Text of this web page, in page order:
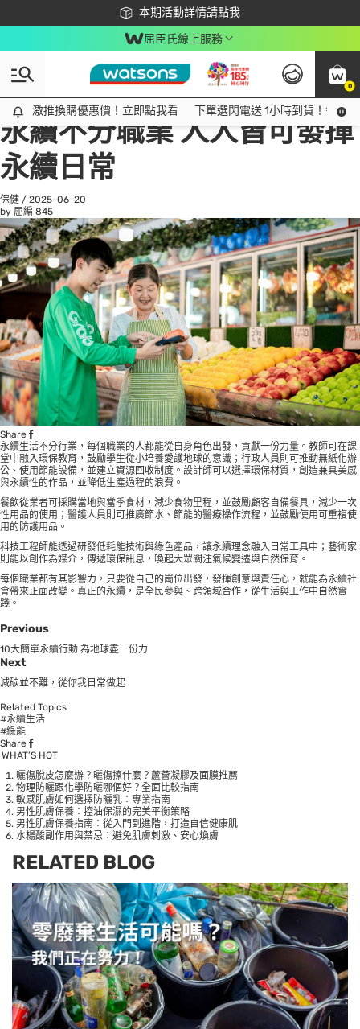
本期活動詳情請點我
下載app最高回饋$350
屈臣氏線上服務
0
激推換購優惠價！立即點我看
激推換購優惠價！立即點我看 下單選閃電送 1小時到貨！領神
All
話題趨勢
永續不分職業 人人皆可發揮
永續日常
保健 / 2025-06-20
by 屈編 845
Share
永續生活不分行業，每個職業的人都能從自身角色出發，貢獻一份力量。教師可在課
堂中融入環保教育，鼓勵學生從小培養愛護地球的意識；行政人員則可推動無紙化辦
公、使用節能設備，並建立資源回收制度。設計師可以選擇環保材質，創造兼具美感
與永續性的作品，並降低生產過程的浪費。
餐飲從業者可採購當地與當季食材，減少食物里程，並鼓勵顧客自備餐具，減少一次
性用品的使用；醫護人員則可推廣節水、節能的醫療操作流程，並鼓勵使用可重複使
用的防護用品。
科技工程師能透過研發低耗能技術與綠色產品，讓永續理念融入日常工具中；藝術家
則能以創作為媒介，傳遞環保訊息，喚起大眾關注氣候變遷與自然保育。
每個職業都有其影響力，只要從自己的崗位出發，發揮創意與責任心，就能為永續社
會帶來正面改變。真正的永續，是全民參與、跨領域合作，從生活與工作中自然實
踐。
Previous
10大簡單永續行動 為地球盡一份力
Next
減碳並不難，從你我日常做起
Related Topics
#永續生活
#綠能
Share
WHAT’S HOT
曬傷脫皮怎麼辦？曬傷擦什麼？蘆薈凝膠及面膜推薦
物理防曬跟化學防曬哪個好？全面比較指南
敏感肌膚如何選擇防曬乳：專業指南
男性肌膚保養：控油保濕的完美平衡策略
男性肌膚保養指南：從入門到進階，打造自信健康肌
水楊酸副作用與禁忌：避免肌膚刺激、安心煥膚
RELATED BLOG